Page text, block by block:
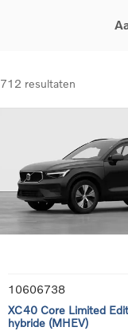
EX40
EC40
EX90
ES90
XC40
Tijdelijke
Gecertificeerde
tweedehandswagens
Fleet &
Diplomatic &
712 resultaten
10606738
XC40 Core Limited
hybride (MHEV)